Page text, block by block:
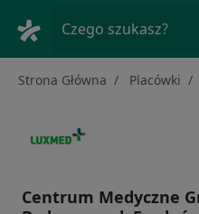
Czego szukasz?
Strona Główna Placówki
Centrum Medyczne